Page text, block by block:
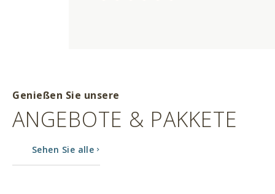
Genießen Sie unsere
ANGEBOTE & PAKKETE
Sehen Sie alle